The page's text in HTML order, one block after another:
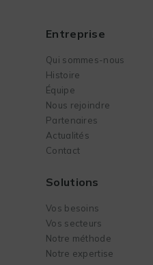
Entreprise
Qui sommes-nous
Histoire
Équipe
Nous rejoindre
Partenaires
Actualités
Contact
Solutions
Vos besoins
Vos secteurs
Notre méthode
Notre expertise